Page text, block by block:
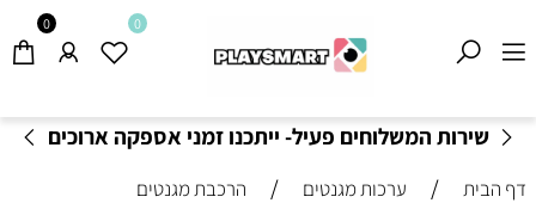
שירות המשלוחים פעיל- ייתכנו זמני אספקה ארוכים
0 0
דף הבית / ערכות מגנטים / הרכבת מגנטים